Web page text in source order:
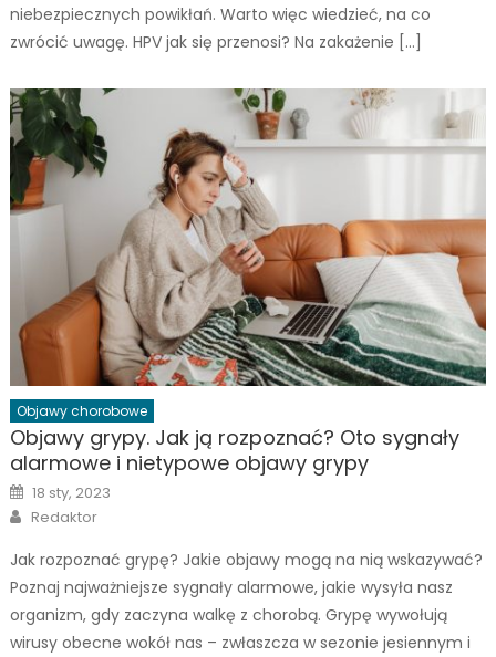
niebezpiecznych powikłań. Warto więc wiedzieć, na co
zwrócić uwagę. HPV jak się przenosi? Na zakażenie […]
Objawy chorobowe
Objawy grypy. Jak ją rozpoznać? Oto sygnały
alarmowe i nietypowe objawy grypy
Posted
on
18 sty, 2023
Author
Redaktor
Jak rozpoznać grypę? Jakie objawy mogą na nią wskazywać?
Poznaj najważniejsze sygnały alarmowe, jakie wysyła nasz
organizm, gdy zaczyna walkę z chorobą. Grypę wywołują
wirusy obecne wokół nas – zwłaszcza w sezonie jesiennym i